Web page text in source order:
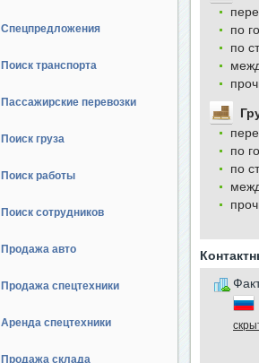
Спецпредложения
Поиск транспорта
Пассажирские перевозки
Поиск груза
Поиск работы
Поиск сотрудников
Продажа авто
Продажа спецтехники
Аренда спецтехники
Продажа склада
по
по
по
по